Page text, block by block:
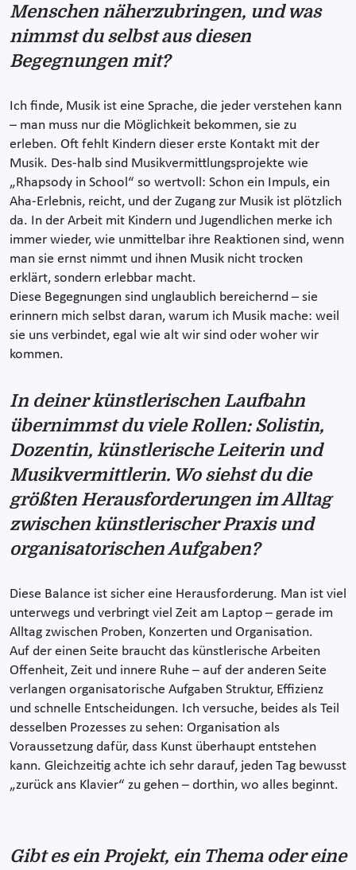
Menschen näherzubringen, und was
nimmst du selbst aus diesen
Begegnungen mit?
Ich finde, Musik ist eine Sprache, die jeder verstehen kann
– man muss nur die Möglichkeit bekommen, sie zu
erleben. Oft fehlt Kindern dieser erste Kontakt mit der
Musik. Des-halb sind Musikvermittlungsprojekte wie
„Rhapsody in School“ so wertvoll: Schon ein Impuls, ein
Aha-Erlebnis, reicht, und der Zugang zur Musik ist plötzlich
da. In der Arbeit mit Kindern und Jugendlichen merke ich
immer wieder, wie unmittelbar ihre Reaktionen sind, wenn
man sie ernst nimmt und ihnen Musik nicht trocken
erklärt, sondern erlebbar macht.
Diese Begegnungen sind unglaublich bereichernd – sie
erinnern mich selbst daran, warum ich Musik mache: weil
sie uns verbindet, egal wie alt wir sind oder woher wir
kommen.
In deiner künstlerischen Laufbahn
übernimmst du viele Rollen: Solistin,
Dozentin, künstlerische Leiterin und
Musikvermittlerin. Wo siehst du die
größten Herausforderungen im Alltag
zwischen künstlerischer Praxis und
organisatorischen Aufgaben?
Diese Balance ist sicher eine Herausforderung. Man ist viel
unterwegs und verbringt viel Zeit am Laptop – gerade im
Alltag zwischen Proben, Konzerten und Organisation.
Auf der einen Seite braucht das künstlerische Arbeiten
Offenheit, Zeit und innere Ruhe – auf der anderen Seite
verlangen organisatorische Aufgaben Struktur, Effizienz
und schnelle Entscheidungen. Ich versuche, beides als Teil
desselben Prozesses zu sehen: Organisation als
Voraussetzung dafür, dass Kunst überhaupt entstehen
kann. Gleichzeitig achte ich sehr darauf, jeden Tag bewusst
„zurück ans Klavier“ zu gehen – dorthin, wo alles beginnt.
Gibt es ein Projekt, ein Thema oder eine